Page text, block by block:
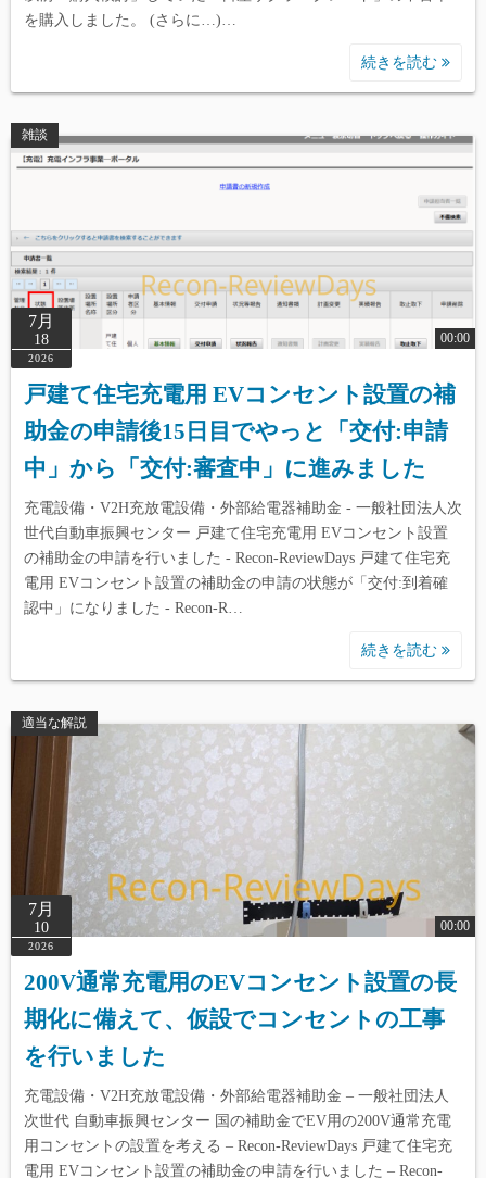
を購入しました。 (さらに…)…
続きを読む
雑談
7月
18
2026
00:00
戸建て住宅充電用 EVコンセント設置の補
助金の申請後15日目でやっと「交付:申請
中」から「交付:審査中」に進みました
充電設備・V2H充放電設備・外部給電器補助金 - 一般社団法人次
世代自動車振興センター 戸建て住宅充電用 EVコンセント設置
の補助金の申請を行いました - Recon-ReviewDays 戸建て住宅充
電用 EVコンセント設置の補助金の申請の状態が「交付:到着確
認中」になりました - Recon-R…
続きを読む
適当な解説
7月
10
2026
00:00
200V通常充電用のEVコンセント設置の長
期化に備えて、仮設でコンセントの工事
を行いました
充電設備・V2H充放電設備・外部給電器補助金 – 一般社団法人
次世代 自動車振興センター 国の補助金でEV用の200V通常充電
用コンセントの設置を考える – Recon-ReviewDays 戸建て住宅充
電用 EVコンセント設置の補助金の申請を行いました – Recon-